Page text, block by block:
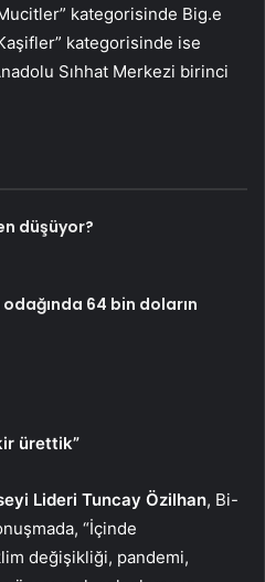
kategorisinde Big.e
kategorisinde ise
Sıhhat Merkezi birinci
düşüyor?
64 bin doların
ürettik”
Lideri Tuncay Özilhan, Bi-
“İçinde
değişikliği, pandemi,